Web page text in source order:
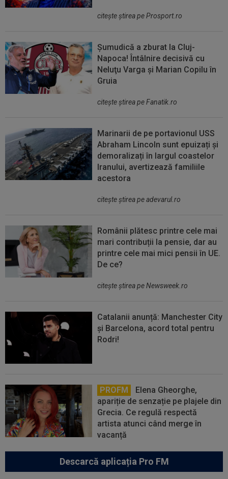
citeşte ştirea pe Prosport.ro
Șumudică a zburat la Cluj-
Napoca! Întâlnire decisivă cu
Neluţu Varga şi Marian Copilu în
Gruia
citeşte ştirea pe Fanatik.ro
Marinarii de pe portavionul USS
Abraham Lincoln sunt epuizați și
demoralizați în largul coastelor
Iranului, avertizează familiile
acestora
citeşte ştirea pe adevarul.ro
Românii plătesc printre cele mai
mari contribuții la pensie, dar au
printre cele mai mici pensii în UE.
De ce?
citeşte ştirea pe Newsweek.ro
Catalanii anunță: Manchester City
și Barcelona, acord total pentru
Rodri!
PROFM
Elena Gheorghe,
apariție de senzație pe plajele din
Grecia. Ce regulă respectă
artista atunci când merge în
vacanță
Descarcă aplicația Pro FM